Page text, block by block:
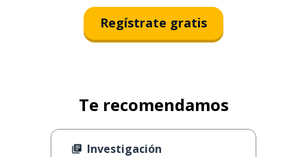
Regístrate gratis
Te recomendamos
Investigación